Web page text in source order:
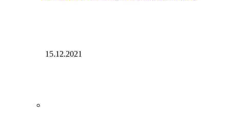
15.12.2021